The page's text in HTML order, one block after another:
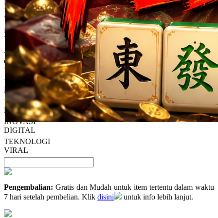
Reviews.
Tautan
halaman
yang
PEDANGWIN
TECH
TRENDS
BERITA
TEKNOLOGI
AI MODERN
GADGET
TERBARU
TREN
DIGITAL
TEKNOLOGI
MASA DEPAN
INOVASI
DIGITAL
TEKNOLOGI
VIRAL
Pengembalian: Gratis dan Mudah untuk item tertentu dalam waktu
7 hari setelah pembelian. Klik disini untuk info lebih lanjut.